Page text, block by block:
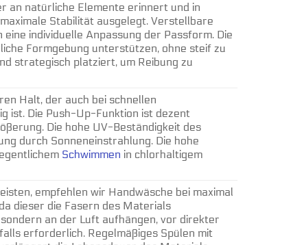
an natürliche Elemente erinnert und in
Stabilität ausgelegt. Verstellbare
individuelle Anpassung der Passform. Die
Formgebung unterstützen, ohne steif zu
strategisch platziert, um Reibung zu
Halt, der auch bei schnellen
ist. Die Push-Up-Funktion ist dezent
Die hohe UV-Beständigkeit des
durch Sonneneinstrahlung. Die hohe
Schwimmen in chlorhaltigem
empfehlen wir Handwäsche bei maximal
dieser die Fasern des Materials
an der Luft aufhängen, vor direkter
erforderlich. Regelmäßiges Spülen mit